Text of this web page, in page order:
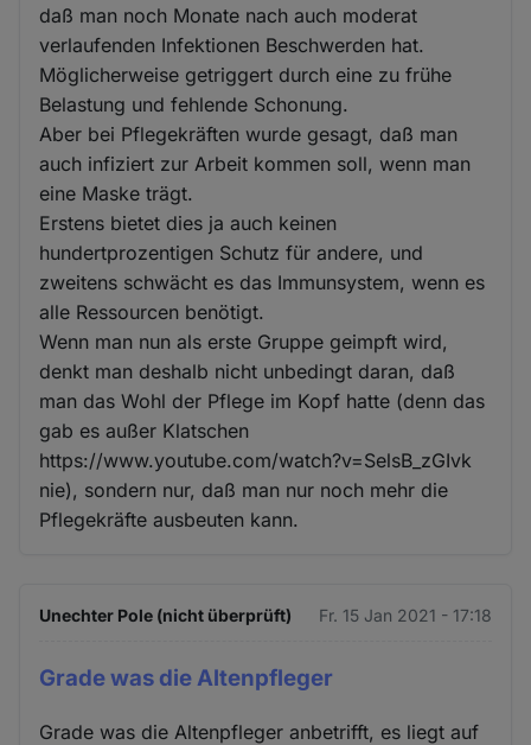
daß man noch Monate nach auch moderat
verlaufenden Infektionen Beschwerden hat.
Möglicherweise getriggert durch eine zu frühe
Belastung und fehlende Schonung.
Aber bei Pflegekräften wurde gesagt, daß man
auch infiziert zur Arbeit kommen soll, wenn man
eine Maske trägt.
Erstens bietet dies ja auch keinen
hundertprozentigen Schutz für andere, und
zweitens schwächt es das Immunsystem, wenn es
alle Ressourcen benötigt.
Wenn man nun als erste Gruppe geimpft wird,
denkt man deshalb nicht unbedingt daran, daß
man das Wohl der Pflege im Kopf hatte (denn das
gab es außer Klatschen
https://www.youtube.com/watch?v=SelsB_zGIvk
nie), sondern nur, daß man nur noch mehr die
Pflegekräfte ausbeuten kann.
Unechter Pole (nicht überprüft) Fr. 15 Jan 2021 - 17:18
Grade was die Altenpfleger
Grade was die Altenpfleger anbetrifft, es liegt auf